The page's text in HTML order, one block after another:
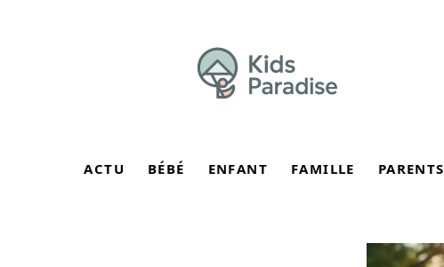
ACTU BÉBÉ ENFANT FAMILLE PARENTS